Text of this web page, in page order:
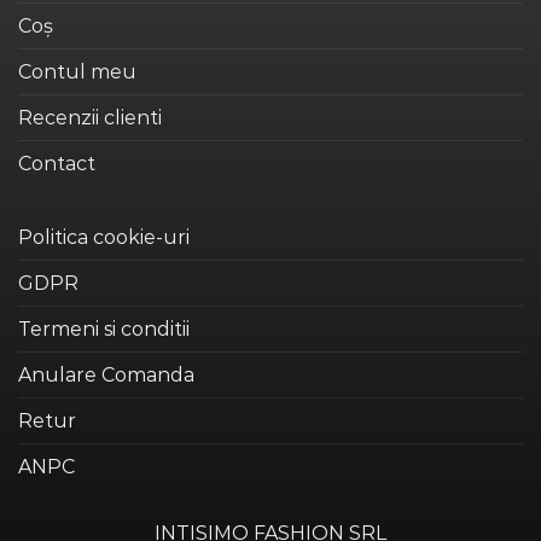
Coș
Contul meu
Recenzii clienti
Contact
Politica cookie-uri
GDPR
Termeni si conditii
Anulare Comanda
Retur
ANPC
INTISIMO FASHION SRL